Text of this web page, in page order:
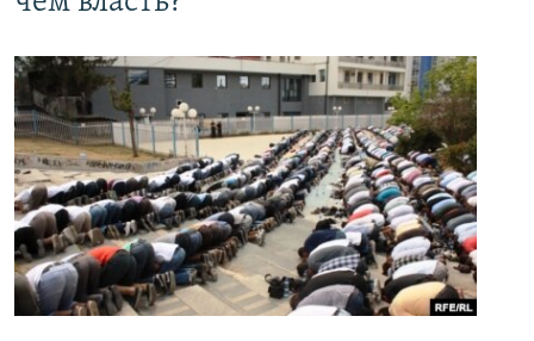
ARAŞDIRMA
MULTIMEDIA
VIDEO
FOTOQALEREYA
İNFOQRAFIKA
KARIKATURA
RADIO ARXIV
OXU ZALI
AZƏRBAYCAN ƏDƏBIYYATI KITABXANASI
İSLAM VƏ DEMOKRATIYA
HAQQIMIZDA
MISSIYAMIZ
PEŞƏ ETIKASI VƏ JURNALISTIKA STANDARTLARIMIZ
BIZI IZLƏ